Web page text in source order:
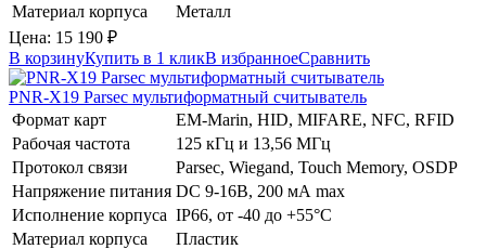
Материал корпуса
Металл
Цена: 15 190 ₽
В корзинуКупить в 1 кликВ избранноеСравнить
PNR-X19 Parsec мультиформатный считыватель
Формат карт
EM-Marin, HID, MIFARE, NFC, RFID
Рабочая частота
125 кГц и 13,56 МГц
Протокол связи
Parsec, Wiegand, Touch Memory, OSDP
Напряжение питания DC 9-16В, 200 мА max
Исполнение корпуса IP66, от -40 до +55°C
Материал корпуса
Пластик